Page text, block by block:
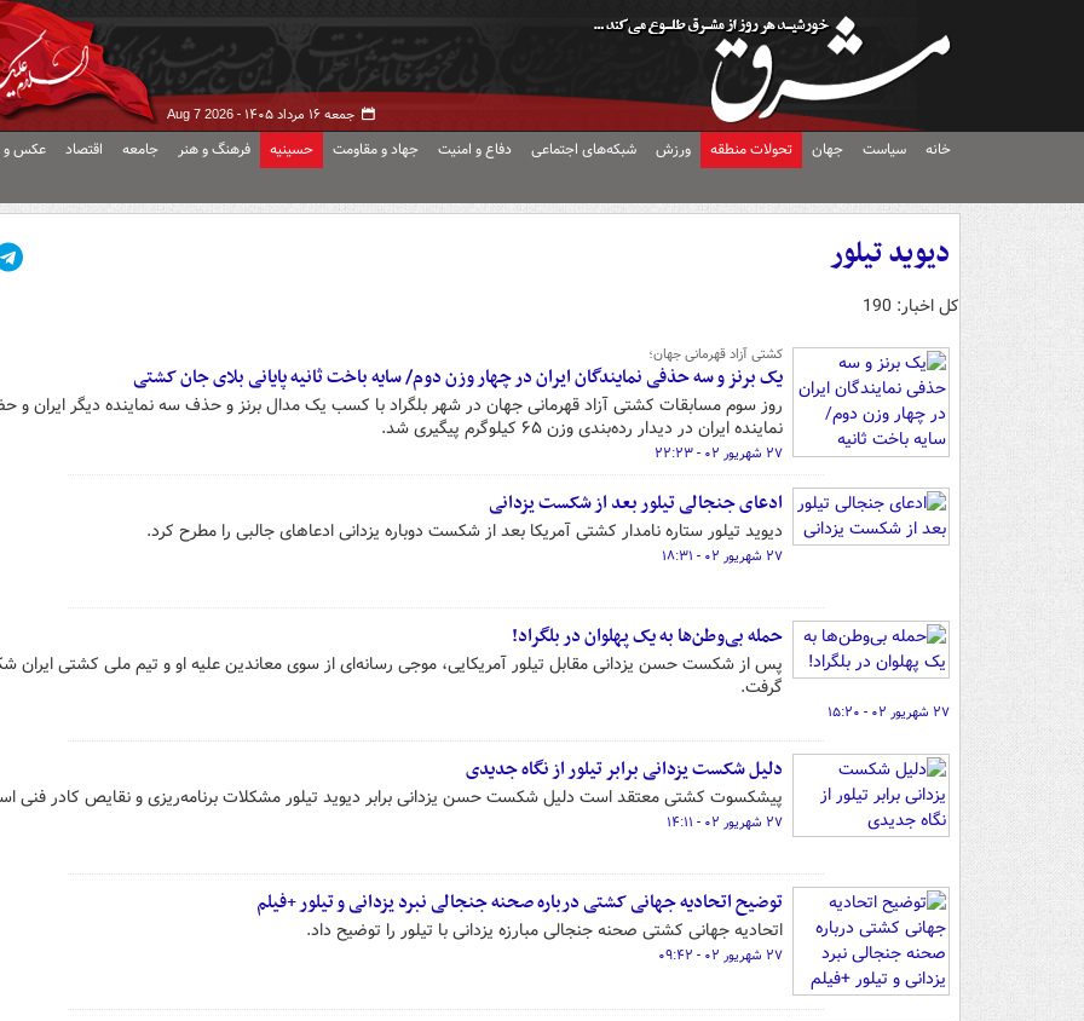
جمعه ۱۶ مرداد ۱۴۰۵ - Aug 7 2026
خانه سیاست جهان تحولات منطقه ورزش شبکه‌های اجتماعی دفاع و امنیت جهاد و مقاومت حسینیه فرهنگ و هنر جامعه اقتصاد عکس و
دیوید تیلور
کل اخبار: 190
کشتی آزاد قهرمانی جهان؛
یک برنز و سه حذفی نمایندگان ایران در چهار وزن دوم/ سایه باخت ثانیه پایانی بلای جان کشتی
روز سوم مسابقات کشتی آزاد قهرمانی جهان در شهر بلگراد با کسب یک مدال برنز و حذف سه نماینده دیگر ایران و
نماینده ایران در دیدار رده‌بندی وزن ۶۵ کیلوگرم پیگیری شد.
۲۷ شهریور ۰۲ - ۲۲:۲۳
ادعای جنجالی تیلور بعد از شکست یزدانی
دیوید تیلور ستاره نامدار کشتی آمریکا بعد از شکست دوباره یزدانی ادعاهای جالبی را مطرح کرد.
۲۷ شهریور ۰۲ - ۱۸:۳۱
حمله بی‌وطن‌ها به یک پهلوان در بلگراد!
پس از شکست حسن یزدانی مقابل تیلور آمریکایی، موجی رسانه‌ای از سوی معاندین علیه او و تیم ملی کشتی ایران
گرفت.
۲۷ شهریور ۰۲ - ۱۵:۲۰
دلیل شکست یزدانی برابر تیلور از نگاه جدیدی
پیشکسوت کشتی معتقد است دلیل شکست حسن یزدانی برابر دیوید تیلور مشکلات برنامه‌ریزی و نقایص کادر فنی
۲۷ شهریور ۰۲ - ۱۴:۱۱
توضیح اتحادیه جهانی کشتی درباره صحنه جنجالی نبرد یزدانی و تیلور +فیلم
اتحادیه جهانی کشتی صحنه جنجالی مبارزه یزدانی با تیلور را توضیح داد.
۲۷ شهریور ۰۲ - ۰۹:۴۲